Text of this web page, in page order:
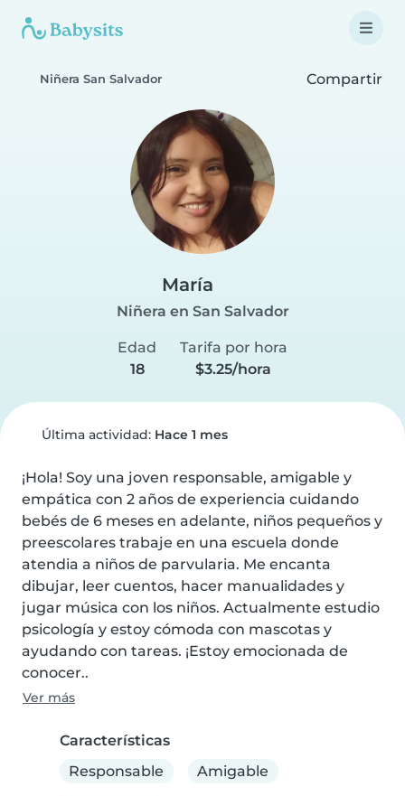
Niñera San Salvador Compartir
María
Niñera en San Salvador
Edad
18
Tarifa por hora
$3.25/hora
Última actividad: Hace 1 mes
¡Hola! Soy una joven responsable, amigable y
empática con 2 años de experiencia cuidando
bebés de 6 meses en adelante, niños pequeños y
preescolares trabaje en una escuela donde
atendia a niños de parvularia. Me encanta
dibujar, leer cuentos, hacer manualidades y
jugar música con los niños. Actualmente estudio
psicología y estoy cómoda con mascotas y
ayudando con tareas. ¡Estoy emocionada de
conocer..
Ver más
Características
Responsable
Amigable